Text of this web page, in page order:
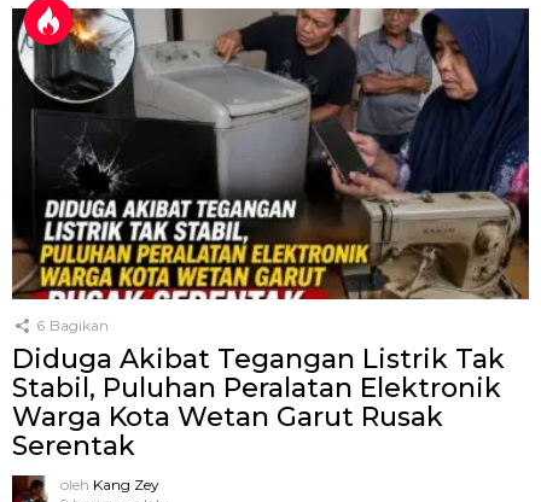
6 Bagikan
Diduga Akibat Tegangan Listrik Tak
Stabil, Puluhan Peralatan Elektronik
Warga Kota Wetan Garut Rusak
Serentak
oleh Kang Zey